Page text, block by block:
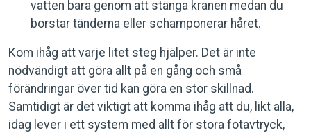
vatten bara genom att stänga kranen medan du
borstar tänderna eller schamponerar håret.
Kom ihåg att varje litet steg hjälper. Det är inte
nödvändigt att göra allt på en gång och små
förändringar över tid kan göra en stor skillnad.
Samtidigt är det viktigt att komma ihåg att du, likt alla,
idag lever i ett system med allt för stora fotavtryck,